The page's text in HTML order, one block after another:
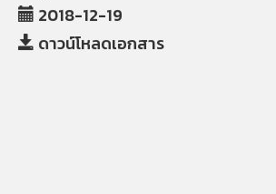
2018-12-19
ดาวน์โหลดเอกสาร